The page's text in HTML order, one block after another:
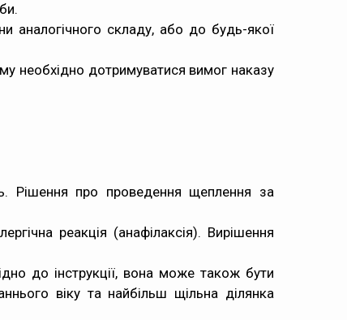
аналогічного складу, або до будь-якої
необхідно дотримуватися вимог наказу
. Рішення про проведення щеплення за
реакція (анафілаксія). Вирішення
до інструкції, вона може також бути
віку та найбільш щільна ділянка